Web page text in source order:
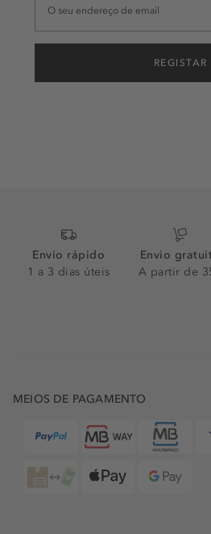
REGISTAR
Envio rápido
1 a 3 dias úteis
Envio
A partir de
MEIOS DE PAGAMENTO